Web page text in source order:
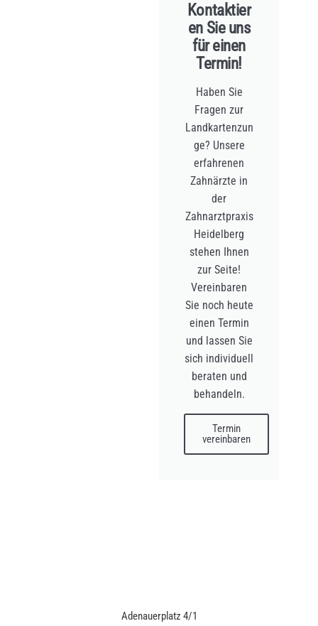
Kontaktier
en Sie uns
für einen
Termin!
Haben Sie
Fragen zur
Landkartenzun
ge? Unsere
erfahrenen
Zahnärzte in
der
Zahnarztpraxis
Heidelberg
stehen Ihnen
zur Seite!
Vereinbaren
Sie noch heute
einen Termin
und lassen Sie
sich individuell
beraten und
behandeln.
Termin
vereinbaren
Adenauerplatz 4/1